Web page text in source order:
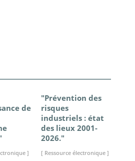
de
]
"Prévention des
risques
industriels : état
des lieux 2001-
2026."
[ Ressource électronique ]
[